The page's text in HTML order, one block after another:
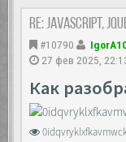
overflow-
-ms-
scrollbar-
.layer::-
display:
}
Re: JavaScript,
#10790
27 фев 2025,
Как